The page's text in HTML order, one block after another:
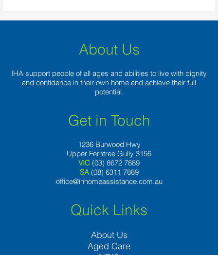
About Us
IHA support people of all ages and abilities to live with dignity
and confidence in their own home and achieve their full
potential.
Get in Touch
1236 Burwood Hwy
Upper Ferntree Gully 3156
VIC (03) 8672 7889
SA (08) 6311 7889
office@inhomeassistance.com.au
Quick Links
About Us
Aged Care